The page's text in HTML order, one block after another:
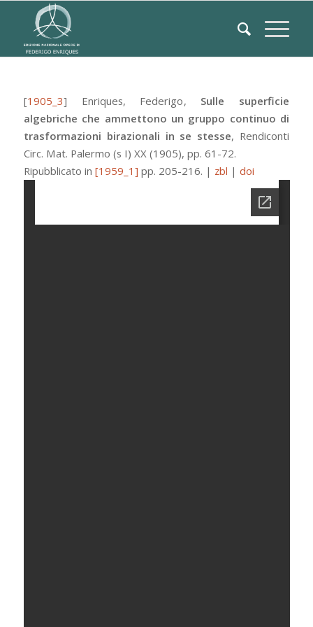
[1905_3] Enriques, Federigo, Sulle superficie
algebriche che ammettono un gruppo continuo di
trasformazioni birazionali in se stesse, Rendiconti
Circ. Mat. Palermo (s I) XX(1905), pp. 61-72.
Ripubblicato in [1959_1] pp. 205-216. | zbl | doi